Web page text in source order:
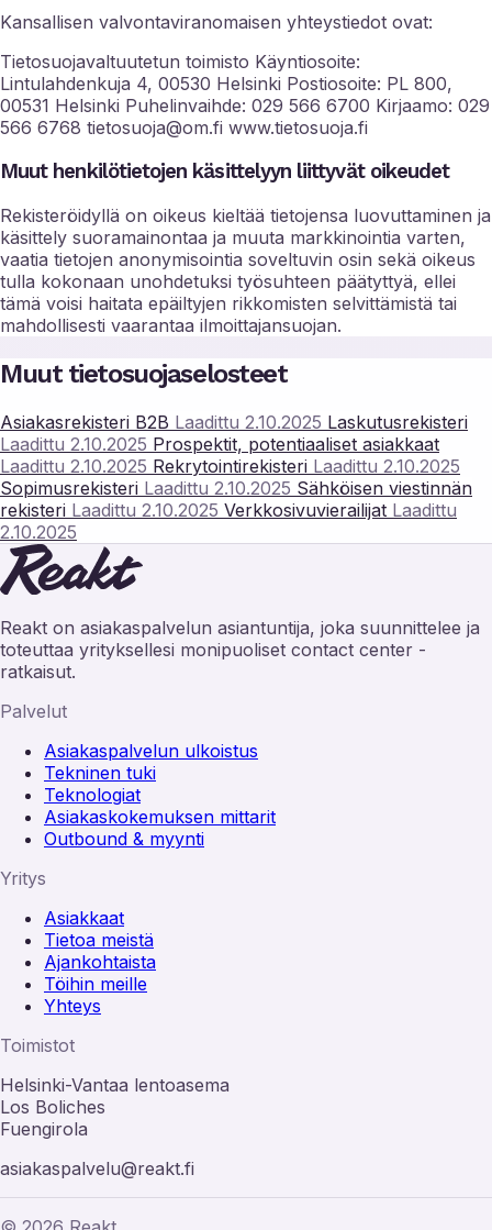
Kansallisen valvontaviranomaisen yhteystiedot ovat:
Tietosuojavaltuutetun toimisto Käyntiosoite:
Lintulahdenkuja 4, 00530 Helsinki Postiosoite: PL 800,
00531 Helsinki Puhelinvaihde: 029 566 6700 Kirjaamo: 029
566 6768 tietosuoja@om.fi www.tietosuoja.fi
Muut henkilötietojen käsittelyyn liittyvät oikeudet
Rekisteröidyllä on oikeus kieltää tietojensa luovuttaminen ja
käsittely suoramainontaa ja muuta markkinointia varten,
vaatia tietojen anonymisointia soveltuvin osin sekä oikeus
tulla kokonaan unohdetuksi työsuhteen päätyttyä, ellei
tämä voisi haitata epäiltyjen rikkomisten selvittämistä tai
mahdollisesti vaarantaa ilmoittajansuojan.
Muut tietosuojaselosteet
Asiakasrekisteri B2B Laadittu 2.10.2025 Laskutusrekisteri
Laadittu 2.10.2025 Prospektit, potentiaaliset asiakkaat
Laadittu 2.10.2025 Rekrytointirekisteri Laadittu 2.10.2025
Sopimusrekisteri Laadittu 2.10.2025 Sähköisen viestinnän
rekisteri Laadittu 2.10.2025 Verkkosivuvierailijat Laadittu
2.10.2025
Reakt on asiakaspalvelun asiantuntija, joka suunnittelee ja
toteuttaa yrityksellesi monipuoliset contact center -
ratkaisut.
Palvelut
Asiakaspalvelun ulkoistus
Tekninen tuki
Teknologiat
Asiakaskokemuksen mittarit
Outbound & myynti
Yritys
Asiakkaat
Tietoa meistä
Ajankohtaista
Töihin meille
Yhteys
Toimistot
Helsinki-Vantaa lentoasema
Los Boliches
Fuengirola
asiakaspalvelu@reakt.fi